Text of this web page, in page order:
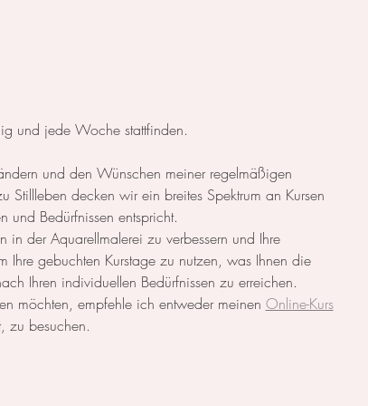
und jede Woche stattfinden.
und den Wünschen meiner regelmäßigen
Stillleben decken wir ein breites Spektrum an Kursen
und Bedürfnissen entspricht.
in der Aquarellmalerei zu verbessern und Ihre
Ihre gebuchten Kurstage zu nutzen, was Ihnen die
Ihren individuellen Bedürfnissen zu erreichen.
möchten, empfehle ich entweder meinen Online-Kurs
zu besuchen.